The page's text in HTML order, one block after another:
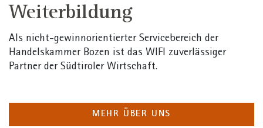
Weiterbildung
Als nicht-gewinnorientierter Servicebereich der
Handelskammer Bozen ist das WIFI zuverlässiger
Partner der Südtiroler Wirtschaft.
MEHR ÜBER UNS